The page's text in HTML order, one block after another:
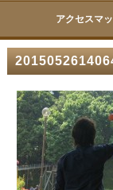
アクセスマ